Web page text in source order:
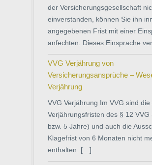
der Versicherungsgesellschaft
einverstanden, können Sie ihn
angegebenen Frist mit einer
anfechten. Dieses Einsprache
VVG Verjährung von
Versicherungsansprüche –
Verjährung
VVG Verjährung Im VVG sind die
Verjährungsfristen des § 12 VVG
bzw. 5 Jahre) und auch die
Klagefrist von 6 Monaten nicht
enthalten. […]